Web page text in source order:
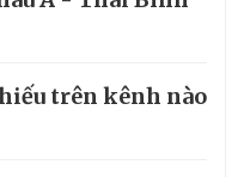
trên kênh nào